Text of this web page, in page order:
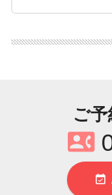
ご
contact_phone
event_available